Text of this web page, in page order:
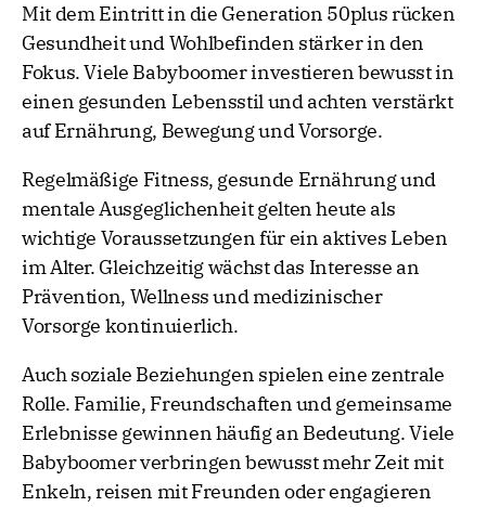
Mit dem Eintritt in die Generation 50plus rücken
Gesundheit und Wohlbefinden stärker in den
Fokus. Viele Babyboomer investieren bewusst in
einen gesunden Lebensstil und achten verstärkt
auf Ernährung, Bewegung und Vorsorge.
Regelmäßige Fitness, gesunde Ernährung und
mentale Ausgeglichenheit gelten heute als
wichtige Voraussetzungen für ein aktives Leben
im Alter. Gleichzeitig wächst das Interesse an
Prävention, Wellness und medizinischer
Vorsorge kontinuierlich.
Auch soziale Beziehungen spielen eine zentrale
Rolle. Familie, Freundschaften und gemeinsame
Erlebnisse gewinnen häufig an Bedeutung. Viele
Babyboomer verbringen bewusst mehr Zeit mit
Enkeln, reisen mit Freunden oder engagieren